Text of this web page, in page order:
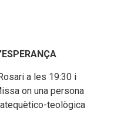
a les 19:30 i
on una persona
teològica